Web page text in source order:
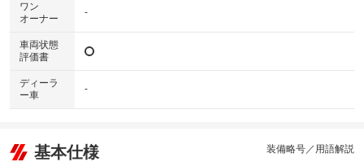
ワン
オーナー
-
車両状態
評価書
ディーラ
ー車
-
基本仕様 装備略号／用語解説